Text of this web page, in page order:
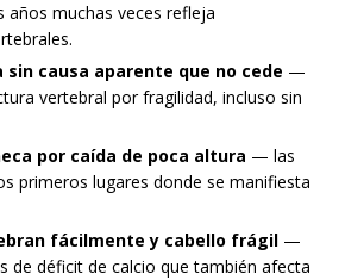
años muchas veces refleja
sin causa aparente que no cede —
vertebral por fragilidad, incluso sin
por caída de poca altura — las
primeros lugares donde se manifiesta
fácilmente y cabello frágil —
de déficit de calcio que también afecta